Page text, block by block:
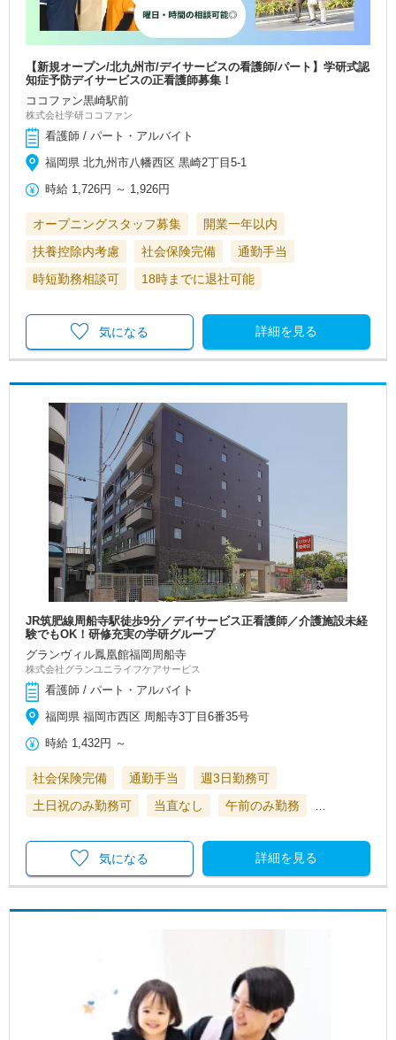
【新規オープン/北九州市/デイサービスの看護師/パート】学研式認
知症予防デイサービスの正看護師募集！
ココファン黒崎駅前
株式会社学研ココファン
看護師 / パート・アルバイト
福岡県 北九州市八幡西区 黒崎2丁目5-1
時給 1,726円 ～ 1,926円
オープニングスタッフ募集
開業一年以内
扶養控除内考慮
社会保険完備
通勤手当
時短勤務相談可
18時までに退社可能
詳細を見る
気になる
JR筑肥線周船寺駅徒歩9分／デイサービス正看護師／介護施設未経
験でもOK！研修充実の学研グループ
グランヴィル鳳凰館福岡周船寺
株式会社グランユニライフケアサービス
看護師 / パート・アルバイト
福岡県 福岡市西区 周船寺3丁目6番35号
時給 1,432円 ～
社会保険完備 通勤手当
週3日勤務可
土日祝のみ勤務可
当直なし 午前のみ勤務 …
詳細を見る
気になる